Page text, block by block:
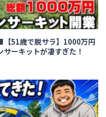
51歳で脱サラ】1000万円
ーキットが凄すぎた！